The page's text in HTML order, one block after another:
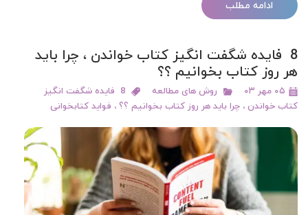
ادامه مطلب
8 فایده شگفت انگیز کتاب خواندن ، چرا باید
هر روز کتاب بخوانیم ؟؟
۰۵ مهر ۰۳ روش های مطالعه
8 فایده شگفت انگیز
کتاب خواندن ، چرا باید هر روز کتاب بخوانیم ؟؟، فواید کتابخوانی